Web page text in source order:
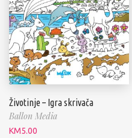
Životinje – Igra skrivača
Ballon Media
KM5.00